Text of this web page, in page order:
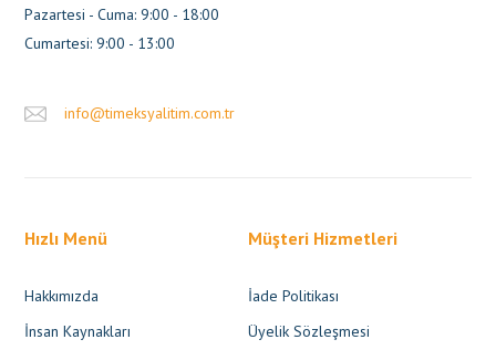
Pazartesi - Cuma: 9:00 - 18:00
Cumartesi: 9:00 - 13:00
info@timeksyalitim.com.tr
Hızlı Menü
Hakkımızda
İnsan Kaynakları
Müşteri Hizmetleri
İade Politikası
Üyelik Sözleşmesi